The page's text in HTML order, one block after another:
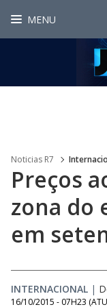
MENU
Noticias R7
Preços
zona do
em
INTERNACIONAL |
16/10/2015 - 07H23